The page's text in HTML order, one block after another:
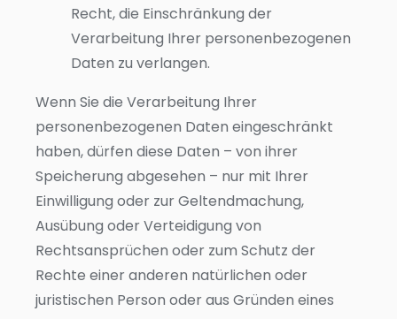
Recht, die Einschränkung der
Verarbeitung Ihrer personenbezogenen
Daten zu verlangen.
Wenn Sie die Verarbeitung Ihrer
personenbezogenen Daten eingeschränkt
haben, dürfen diese Daten – von ihrer
Speicherung abgesehen – nur mit Ihrer
Einwilligung oder zur Geltendmachung,
Ausübung oder Verteidigung von
Rechtsansprüchen oder zum Schutz der
Rechte einer anderen natürlichen oder
juristischen Person oder aus Gründen eines